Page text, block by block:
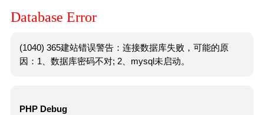
Database Error
(1040) 365建站错误警告：连接数据库失败，可能的原
因：1、数据库密码不对; 2、mysql未启动。
PHP Debug